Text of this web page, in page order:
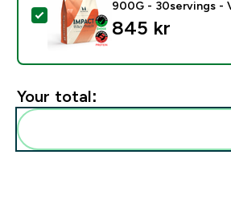
Select this product -
900G - 30servings -
845 kr‎
Your total: